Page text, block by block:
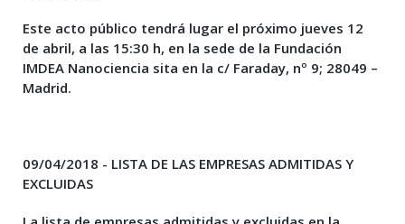
Este acto público tendrá lugar el próximo jueves 12
de abril, a las 15:30 h, en la sede de la Fundación
IMDEA Nanociencia sita en la c/ Faraday, nº 9; 28049 –
Madrid.
09/04/2018 - LISTA DE LAS EMPRESAS ADMITIDAS Y
EXCLUIDAS